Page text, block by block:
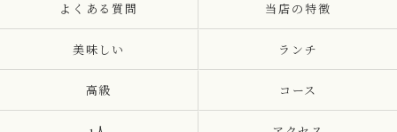
よくある質問 当店の特徴
美味しい ランチ
高級 コース